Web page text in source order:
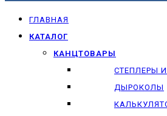
ГЛАВНАЯ
КАТАЛОГ
КАНЦТОВАРЫ
СТЕПЛЕРЫ
ДЫРОКОЛЫ